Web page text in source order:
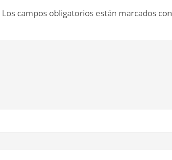
Los campos obligatorios están marcados con